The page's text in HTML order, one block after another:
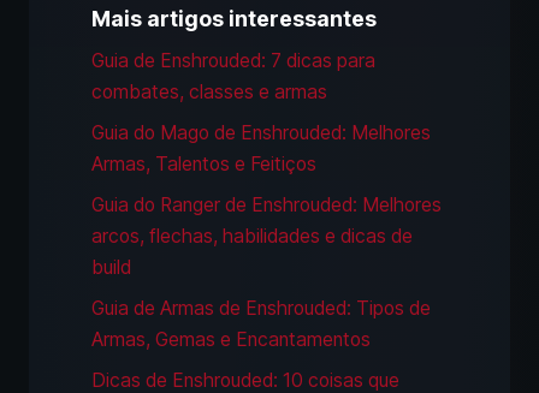
Mais artigos interessantes
Guia de Enshrouded: 7 dicas para
combates, classes e armas
Guia do Mago de Enshrouded: Melhores
Armas, Talentos e Feitiços
Guia do Ranger de Enshrouded: Melhores
arcos, flechas, habilidades e dicas de
build
Guia de Armas de Enshrouded: Tipos de
Armas, Gemas e Encantamentos
Dicas de Enshrouded: 10 coisas que